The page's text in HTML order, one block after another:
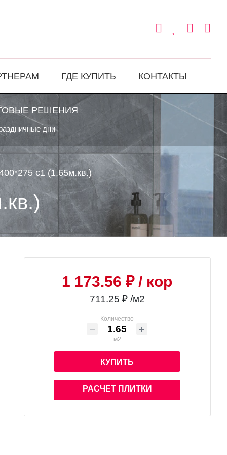
ГДЕ КУПИТЬ КОНТАКТЫ
РЕШЕНИЯ
дни
с1 (1,65м.кв.)
1 173.56 ₽/ кор
711.25 ₽ /м2
Количество
м2
КУПИТЬ
РАСЧЕТ ПЛИТКИ